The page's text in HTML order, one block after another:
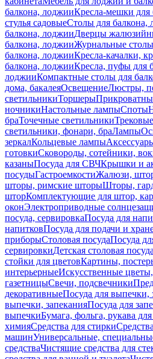
балкона, лоджииКресла-мешки для
стулья садовыеСтолы для балкона,
балкона, лоджииДверцы
балкона, лоджииЖурнальные
балкона, лоджииКресла-качалки,
балкона, лоджииКресла, пуфы для
лоджииКомпактные столы для
дома, бакалеяОсвещениеЛюстры,
светильникиТоршеры
ночникиНастольные лампыСпоты
браТочечные светильники
светильники, фонари, браЛампы
зеркалКольцевые лампы
готовкиСковороды, сотейники,
казаныПосуда для СВЧКрышки и
посудыГастроемкостиЖалюзи,
шторы, римские шторыШторы,
шторКомплектующие для штор,
оконЭлектроприводные
посуда, сервировкаПосуда для
напитковПосуда для подачи и
приборыСтоловая посудаПосуда
сервировкиДетская столовая посуда
стойки для цветовКартины,
интерьерныеИскусственные
газетницыСвечи, подсвечники
декоративныеПосуда для выпечки,
выпечки, запеканияПосуда для
выпечкиБумага, фольга, рукава
химияСредства для стирки
машинУниверсальные,
средстваЧистящие средства для